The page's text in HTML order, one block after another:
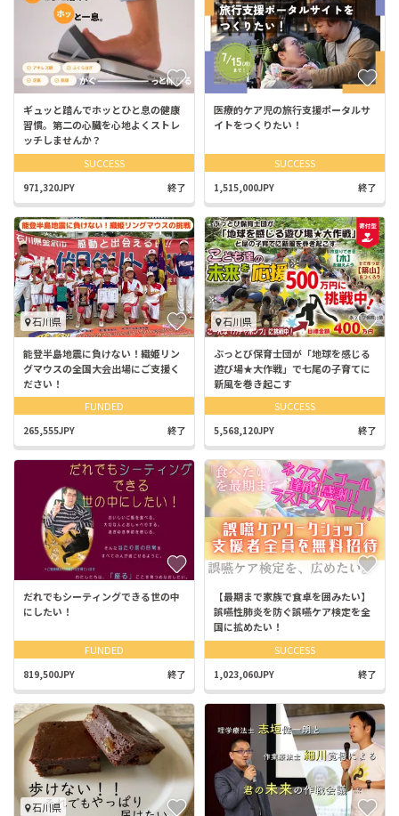
ギュッと踏んでホッとひと息の健康
習慣。第二の心臓を心地よくストレ
ッチしませんか？
SUCCESS
971,320JPY 終了
医療的ケア児の旅行支援ポータルサ
イトをつくりたい！
SUCCESS
1,515,000JPY 終了
石川県
能登半島地震に負けない！織姫リン
グマウスの全国大会出場にご支援く
ださい！
FUNDED
265,555JPY 終了
石川県
ぶっとび保育士団が「地球を感じる
遊び場★大作戦」で七尾の子育てに
新風を巻き起こす
SUCCESS
5,568,120JPY 終了
だれでもシーティングできる世の中
にしたい！
FUNDED
819,500JPY 終了
【最期まで家族で食卓を囲みたい】
誤嚥性肺炎を防ぐ誤嚥ケア検定を全
国に拡めたい！
SUCCESS
1,023,060JPY 終了
石川県